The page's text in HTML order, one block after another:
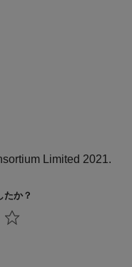
Limited 2021.
たか？